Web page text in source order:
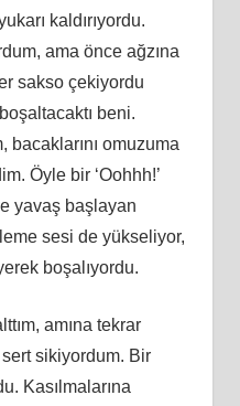
kaldırıyordu.
ama önce ağzına
sakso çekiyordu
beni.
bacaklarını omuzuma
Öyle bir ‘Oohhh!’
yavaş başlayan
sesi de yükseliyor,
boşalıyordu.
amına tekrar
sikiyordum. Bir
Kasılmalarına